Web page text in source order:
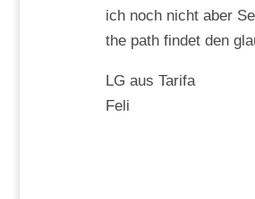
ich noch nicht aber
the path findet den
LG aus Tarifa
Feli